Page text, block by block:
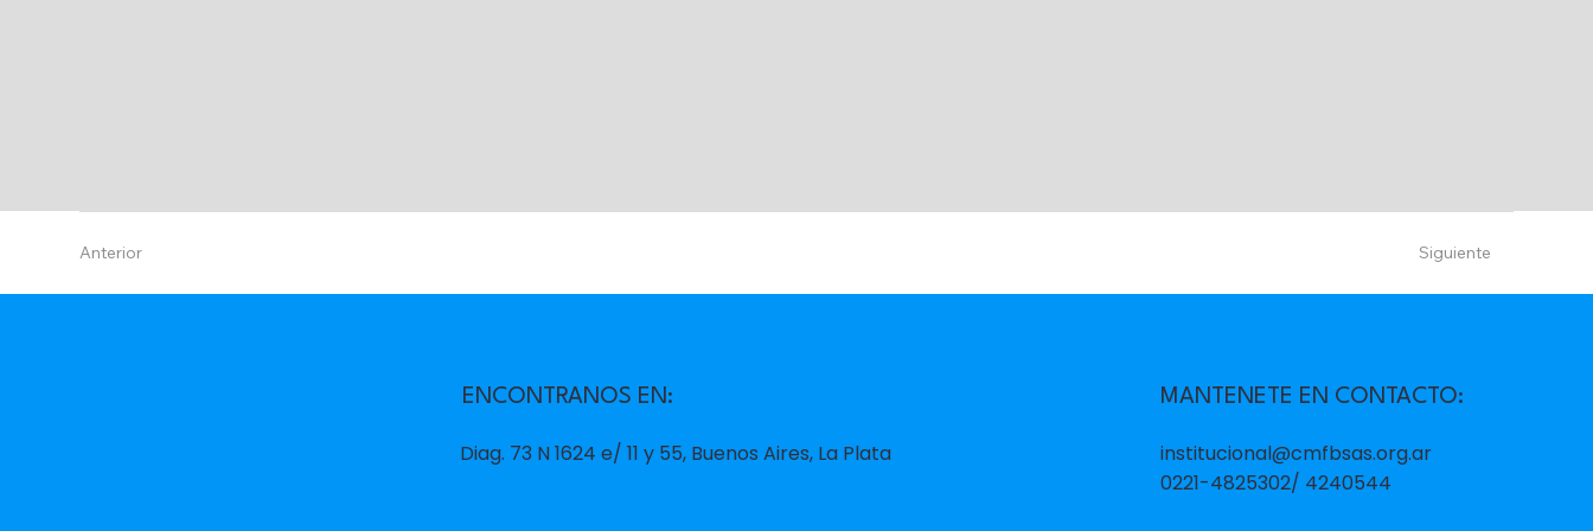
Anterior Siguiente
ENCONTRANOS EN:
Diag. 73 N 1624 e/ 11 y 55, Buenos Aires, La Plata
MANTENETE EN CONTACTO:
institucional@cmfbsas.org.ar
0221-4825302/ 4240544